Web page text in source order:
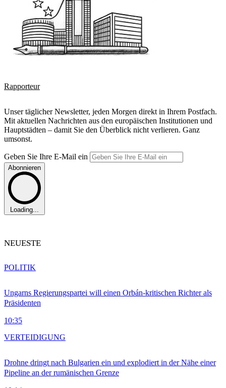
Rapporteur
Unser täglicher Newsletter, jeden Morgen direkt in Ihrem Postfach.
Mit aktuellen Nachrichten aus den europäischen Institutionen und
Hauptstädten – damit Sie den Überblick nicht verlieren. Ganz
umsonst.
Geben Sie Ihre E-Mail ein
Abonnieren
Loading...
NEUESTE
Ungarns Regierungspartei will einen Orbán-kritischen Richter als
Präsidenten
10:35
POLITIK
Drohne dringt nach Bulgarien ein und explodiert in der Nähe einer
Pipeline an der rumänischen Grenze
VERTEIDIGUNG